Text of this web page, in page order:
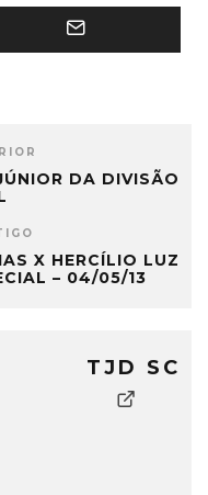
DA DIVISÃO
X HERCÍLIO LUZ
– 04/05/13
TJD SC